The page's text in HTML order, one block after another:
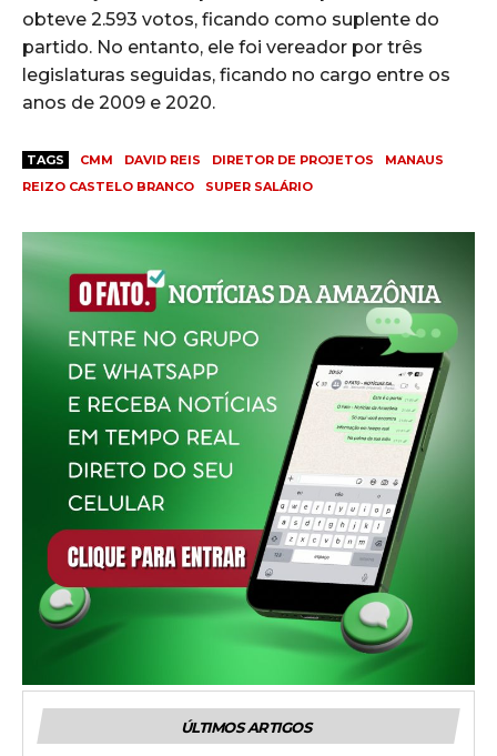
obteve 2.593 votos, ficando como suplente do
partido. No entanto, ele foi vereador por três
legislaturas seguidas, ficando no cargo entre os
anos de 2009 e 2020.
TAGS CMM DAVID REIS DIRETOR DE PROJETOS
MANAUS
REIZO CASTELO BRANCO
SUPER SALÁRIO
ÚLTIMOS ARTIGOS